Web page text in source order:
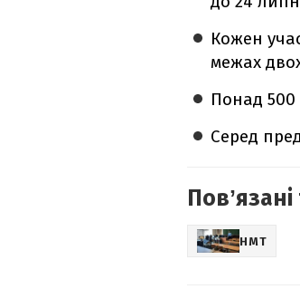
Кожен
межах
Понад
Серед
НМТ